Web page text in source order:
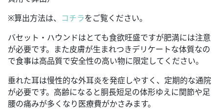
※算出方法は、 コチラをご覧ください。
バセット・ハウンドはとても食欲旺盛ですが肥満には注意
が必要です。また皮膚が生まれつきデリケートな体質なの
で食事は高品質で安全性の高い物に限定してください。
垂れた耳は慢性的な外耳炎を発症しやすく、定期的な通院
が必要です。高齢になると胴長短足の体形ゆえに関節や足
腰の痛みが多くなり医療費がかさみます。